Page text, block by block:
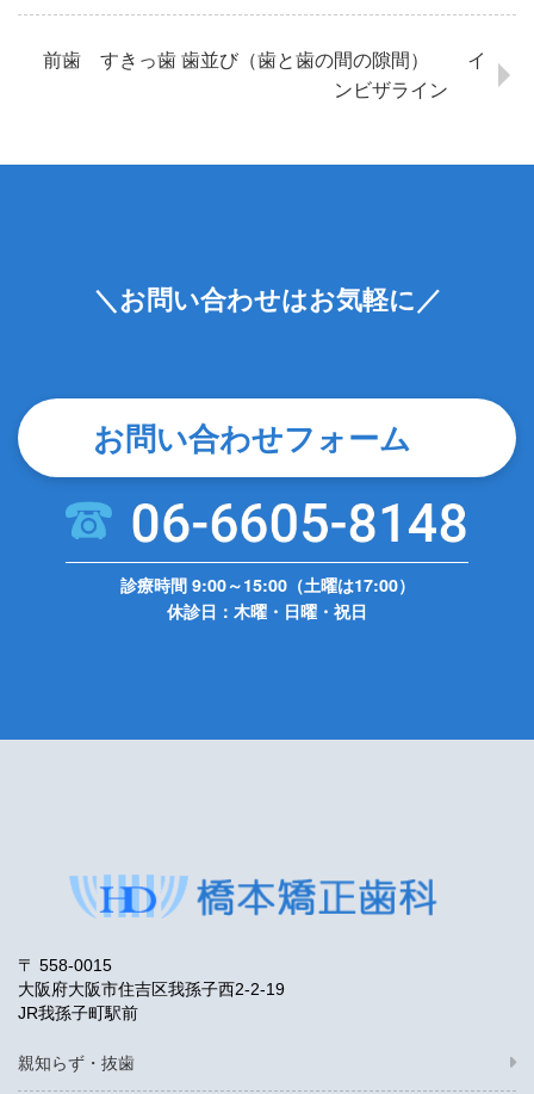
前歯 すきっ歯 歯並び（歯と歯の間の隙間） イ
ンビザライン
＼お問い合わせはお気軽に／
お問い合わせフォーム
診療時間 9:00～15:00（土曜は17:00）
休診日：木曜・日曜・祝日
〒 558-0015
大阪府大阪市住吉区我孫子西2-2-19
JR我孫子町駅前
親知らず・抜歯